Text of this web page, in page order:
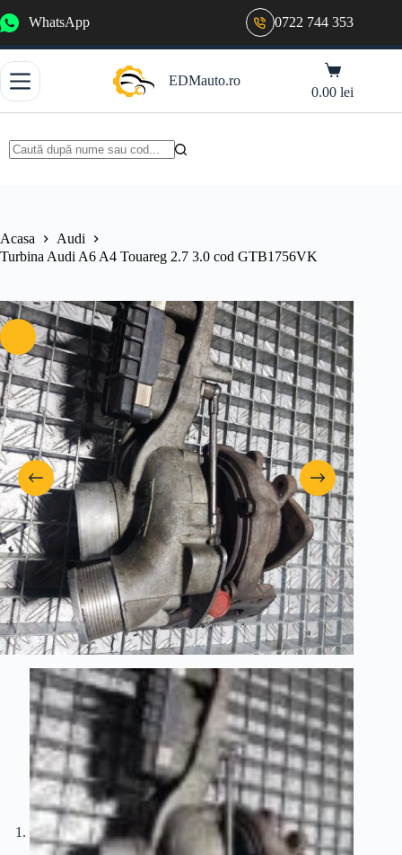
la
WhatsApp 0722 744 353
EDMauto.ro
Coș
de
cumpărături
0.00lei
Acasa
Audi
Turbina Audi A6 A4 Touareg 2.7 3.0 cod GTB1756VK